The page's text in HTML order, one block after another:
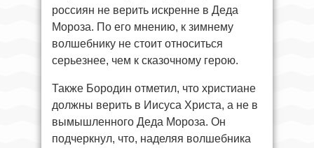
россиян не верить искренне в Деда
Мороза. По его мнению, к зимнему
волшебнику не стоит относиться
серьезнее, чем к сказочному герою.
Также Бородин отметил, что христиане
должны верить в Иисуса Христа, а не в
вымышленного Деда Мороза. Он
подчеркнул, что, наделяя волшебника